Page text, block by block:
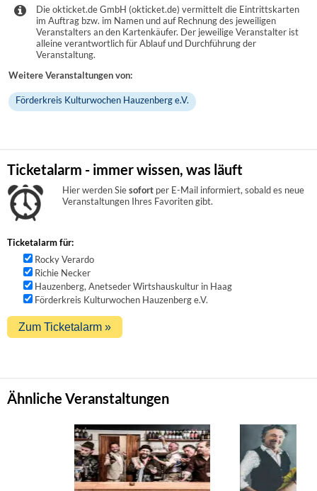
Die okticket.de GmbH (okticket.de) vermittelt die Eintrittskarten
im Auftrag bzw. im Namen und auf Rechnung des jeweiligen
Veranstalters an den Kartenkäufer. Der jeweilige Veranstalter ist
alleine verantwortlich für Ablauf und Durchführung der
Veranstaltung.
Weitere Veranstaltungen von:
Förderkreis Kulturwochen Hauzenberg e.V.
Ticketalarm - immer wissen, was läuft
Hier werden Siesofort per E-Mail informiert, sobald es neue
Veranstaltungen Ihres Favoriten gibt.
Ticketalarm für:
Rocky Verardo
Richie Necker
Hauzenberg, Anetseder Wirtshauskultur in Haag
Förderkreis Kulturwochen Hauzenberg e.V.
Ähnliche Veranstaltungen